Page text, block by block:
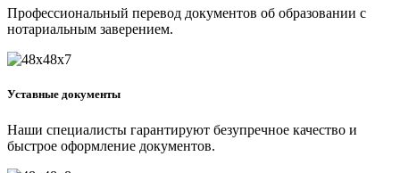
Профессиональный перевод документов об образовании с
нотариальным заверением.
Уставные документы
Наши специалисты гарантируют безупречное качество и
быстрое оформление документов.